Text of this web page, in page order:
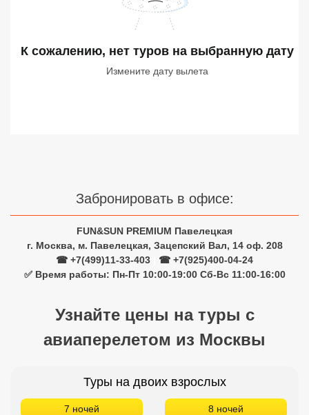
К сожалению, нет туров на выбранную дату
Измените дату вылета
Забронировать в офисе:
FUN&SUN PREMIUM Павелецкая
г. Москва, м. Павелецкая, Зацепский Вал, 14 оф. 208
☎ +7(499)11-33-403
☎ +7(925)400-04-24
✅ Время работы: Пн-Пт 10:00-19:00 Сб-Вс 11:00-16:00
Узнайте цены на туры с
авиаперелетом из Москвы
Туры на двоих взрослых
7 ночей 8 ночей
Недорогие отели 4*
Сетевые отели ОАЭ
Сетевые отели Таиланда
Сетевые отели Вьетнама